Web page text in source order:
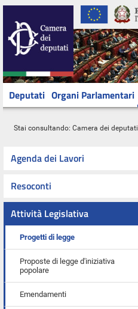
Deputati Organi Parlamentari
Stai consultando: Camera dei deputati
Agenda dei Lavori
Resoconti
Attività Legislativa
Progetti di legge
Proposte di legge d'iniziativa
popolare
Emendamenti